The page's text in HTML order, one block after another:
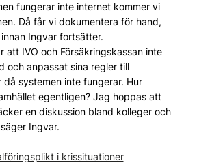
fungerar inte internet kommer vi
Då får vi dokumentera för hand,
Ingvar fortsätter.
att IVO och Försäkringskassan inte
och anpassat sina regler till
då systemen inte fungerar. Hur
egentligen? Jag hoppas att
en diskussion bland kolleger och
­Ingvar.
i krissituationer